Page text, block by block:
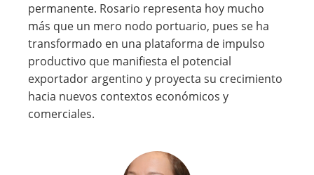
permanente. Rosario representa hoy mucho
más que un mero nodo portuario, pues se ha
transformado en una plataforma de impulso
productivo que manifiesta el potencial
exportador argentino y proyecta su crecimiento
hacia nuevos contextos económicos y
comerciales.